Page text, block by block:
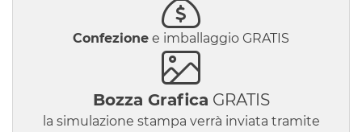
Confezione e imballaggio GRATIS
Bozza Grafica GRATIS
la simulazione stampa verrà inviata tramite